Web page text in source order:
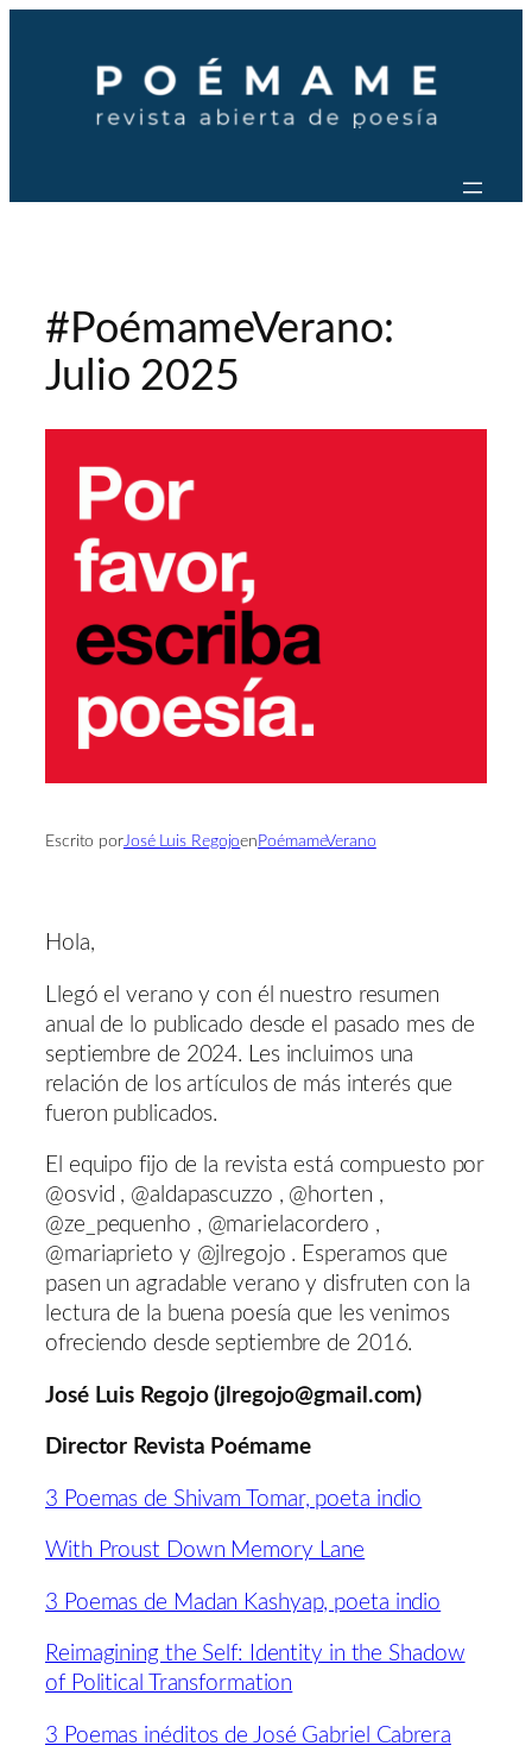
contenido
#PoémameVerano:
Julio 2025
Escrito porJosé Luis Regojoen PoémameVerano
Hola,
Llegó el verano y con él nuestro resumen
anual de lo publicado desde el pasado mes de
septiembre de 2024. Les incluimos una
relación de los artículos de más interés que
fueron publicados.
El equipo fijo de la revista está compuesto por
@osvid , @aldapascuzzo , @horten ,
@ze_pequenho , @marielacordero ,
@mariaprieto y @jlregojo . Esperamos que
pasen un agradable verano y disfruten con la
lectura de la buena poesía que les venimos
ofreciendo desde septiembre de 2016.
José Luis Regojo (jlregojo@gmail.com)
Director Revista Poémame
3 Poemas de Shivam Tomar, poeta indio
With Proust Down Memory Lane
3 Poemas de Madan Kashyap, poeta indio
Reimagining the Self: Identity in the Shadow
of Political Transformation
3 Poemas inéditos de José Gabriel Cabrera